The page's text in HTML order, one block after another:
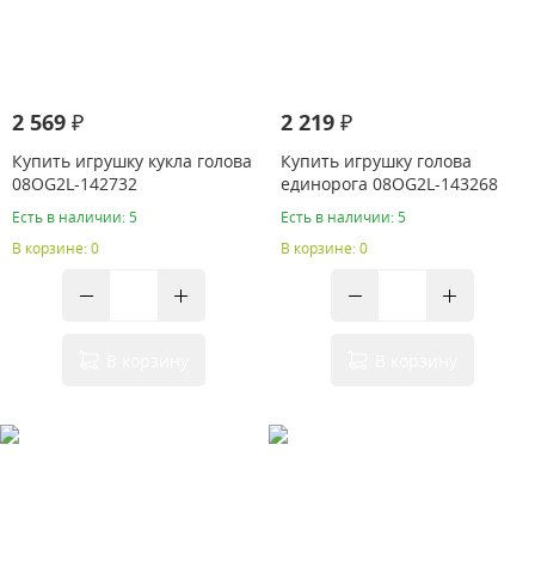
2 569 ₽
Купить игрушку кукла голова
08OG2L-142732
Есть в наличии: 5
В корзине: 0
2 219 ₽
Купить игрушку голова
единорога 08OG2L-143268
Есть в наличии: 5
В корзине: 0